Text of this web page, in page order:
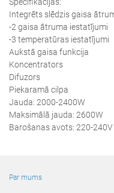
Integrēts slēdzis gaisa
-2 gaisa ātruma iestatījumi
-3 temperatūras iestatījumi
Aukstā gaisa funkcija
Koncentrators
Difuzors
Piekaramā cilpa
Jauda: 2000-2400W
Maksimālā jauda: 2600W
Barošanas avots: 220-
Par mums